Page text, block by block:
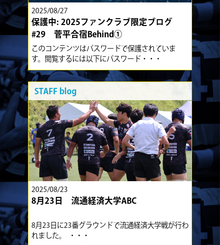
2025/08/27
保護中: 2025ファンクラブ限定ブログ
#29 菅平合宿Behind①
このコンテンツはパスワードで保護されていま
す。閲覧するには以下にパスワード・・・
STAFF blog
2025/08/23
8月23日 流通経済大学ABC
8月23日に23番グラウンドで流通経済大学戦が行わ
れました。 ・・・